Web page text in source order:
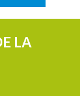
LA